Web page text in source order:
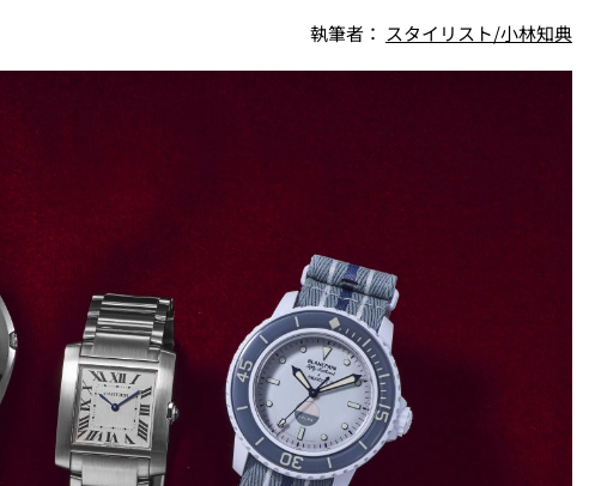
執筆者： スタイリスト/小林知典